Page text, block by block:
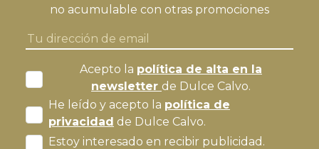
no acumulable con otras promociones
Acepto la política de alta en la
newsletter de Dulce Calvo.
He leído y acepto la política de
privacidad de Dulce Calvo.
Estoy interesado en recibir publicidad.